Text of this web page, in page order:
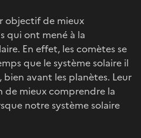
objectif de mieux
qui ont mené à la
En effet, les comètes se
que le système solaire il
avant les planètes. Leur
mieux comprendre la
notre système solaire